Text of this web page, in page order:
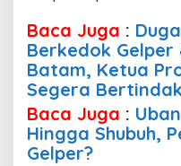
Baca Juga :
Berkedok
Batam, Ketua
Segera Bertindak
Baca Juga :
Hingga Shubuh,
Gelper?